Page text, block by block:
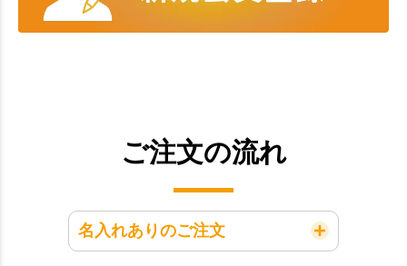
ご注文の流れ
名入れありのご注文